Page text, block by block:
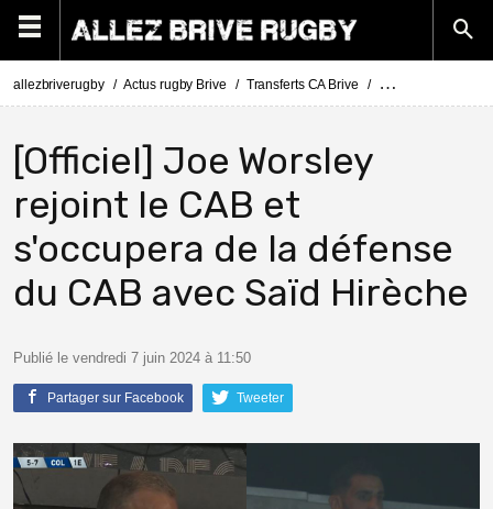
allezbriverugby Actus rugby Brive Transferts CA Brive Actus Transferts
[Officiel] Joe Worsley
rejoint le CAB et
s'occupera de la défense
du CAB avec Saïd Hirèche
Publié le vendredi 7 juin 2024 à 11:50
Partager sur Facebook Tweeter